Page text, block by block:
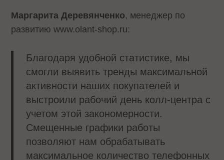
Маргарита Деревянченко, менеджер по
развитию www.olant-shop.ru:
Благодаря удобной статистике, мы
смогли выявить тренды максимальной
активности наших покупателей и
выстроили рабочий день колл-центра с
учетом этой закономерности.
Смещенные графики работы
позволяют нам обрабатывать
максимальное количество телефонных